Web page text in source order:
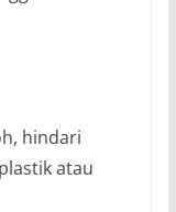
hindari
atau